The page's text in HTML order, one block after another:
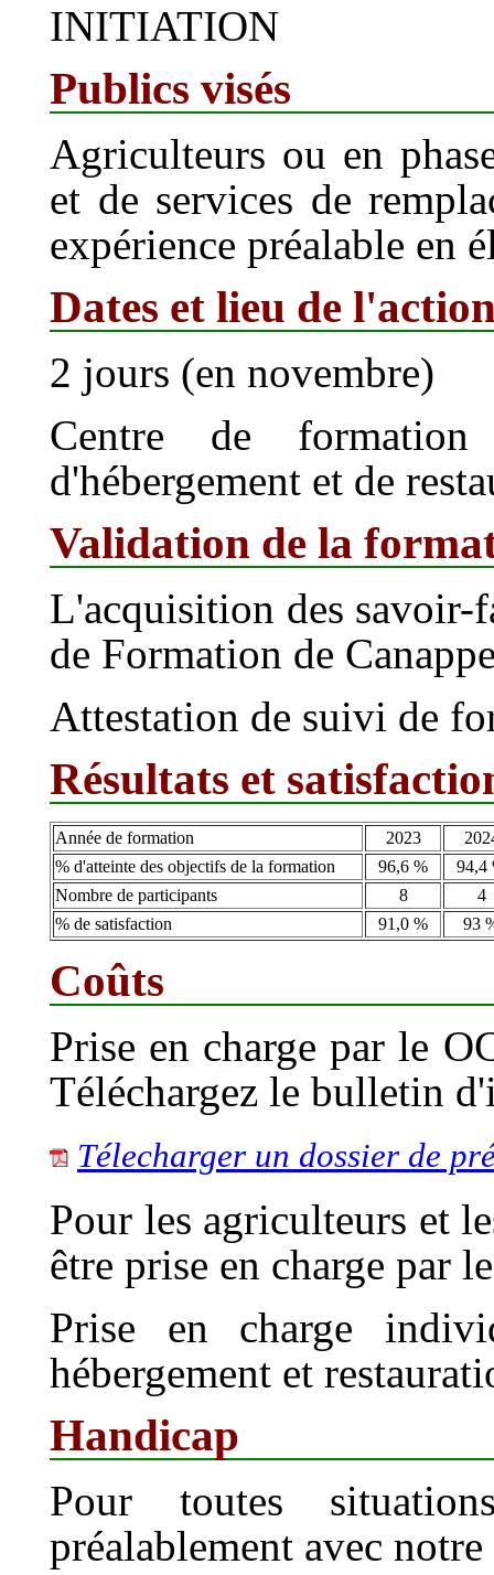
INITIATION
Publics visés
Agriculteurs ou en
et de services de
expérience préalable en
Dates et lieu de
2 jours (en novembre)
Centre de
d'hébergement et de
Validation de la
L'acquisition des savoir-
de Formation de
Attestation de suivi de
Résultats et
Année de formation 2023
% d'atteinte des objectifs de la formation
96,6 %
94,4
Nombre de participants
8
4
% de satisfaction
91,0 % 93
Coûts
Prise en charge par le
Téléchargez le bulletin
Télecharger un dossier de
Pour les agriculteurs et
être prise en charge par
Prise en charge
hébergement et
Handicap
Pour toutes
préalablement avec